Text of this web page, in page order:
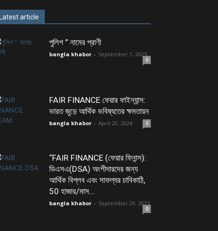
Latest article
পুলিশ ” নামের প্রাণী
bangla khabor - September 1, 2025
0
FAIR FINANCE ফেয়ার ফাইন্যান্স:
ভারত জুড়ে আর্থিক ভবিষ্যতের ক্ষমতায়ন
bangla khabor - April 20, 2024 0
“FAIR FINANCE (ফেয়ার ফিনান্স):
ডিএসএ(DSA) অংশীদারদের জন্য
আর্থিক বিপ্লব এবং সাফল্যর চাবিকাঠি,
50 হাজার/মাস...
bangla khabor - September 29, 2023
0